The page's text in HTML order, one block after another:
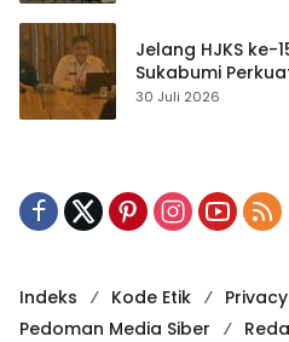
Jelang HJKS ke-
Sukabumi
Publikasi Digital
30 Juli 2026
Indeks Kode Etik
Pedoman Media Siber